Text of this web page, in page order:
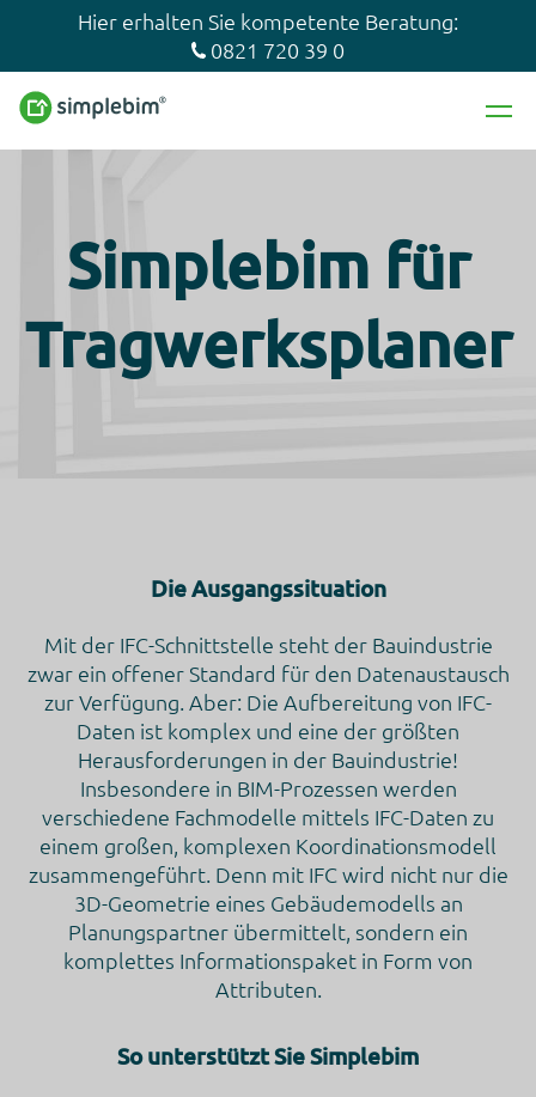
Hier erhalten Sie kompetente Beratung:
0821 720 39 0
Simplebim für
Tragwerksplaner
Die Ausgangssituation
Mit der IFC-Schnittstelle steht der Bauindustrie
zwar ein offener Standard für den Datenaustausch
zur Verfügung. Aber: Die Aufbereitung von IFC-
Daten ist komplex und eine der größten
Herausforderungen in der Bauindustrie!
Insbesondere in BIM-Prozessen werden
verschiedene Fachmodelle mittels IFC-Daten zu
einem großen, komplexen Koordinationsmodell
zusammengeführt. Denn mit IFC wird nicht nur die
3D-Geometrie eines Gebäudemodells an
Planungspartner übermittelt, sondern ein
komplettes Informationspaket in Form von
Attributen.
So unterstützt Sie Simplebim